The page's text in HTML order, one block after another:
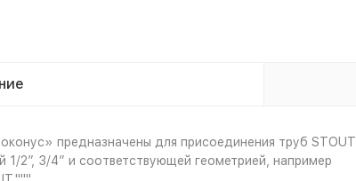
предназначены для присоединения труб STOUT
2”, 3/4” и соответствующей геометрией, например